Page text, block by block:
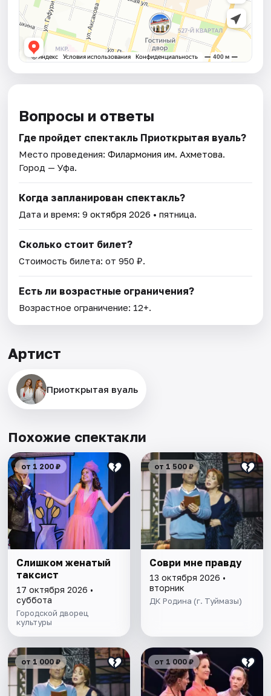
Вопросы и ответы
Где пройдет спектакль Приоткрытая вуаль?
Место проведения:Филармония им. Ахметова.
Город — Уфа.
Когда запланирован спектакль?
Дата и время:9 октября 2026 • пятница.
Сколько стоит билет?
Стоимость билета: от 950 ₽.
Есть ли возрастные ограничения?
Возрастное ограничение: 12+.
Артист
Приоткрытая вуаль
Похожие спектакли
от 1 200 ₽
Слишком женатый
таксист
17 октября 2026 •
суббота
Городской дворец
культуры
от 1 500 ₽
Соври мне правду
13 октября 2026 •
вторник
ДК Родина (г. Туймазы)
от 1 000 ₽ от 1 000 ₽